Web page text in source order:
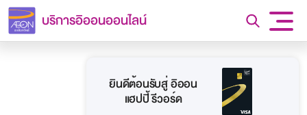
บริการอิออนออนไลน์
ยินดีต้อนรับสู่ อิออน
แฮปปี้ รีวอร์ด